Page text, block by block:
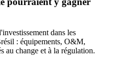
dans les
: équipements, O&M,
au change et à la régulation.